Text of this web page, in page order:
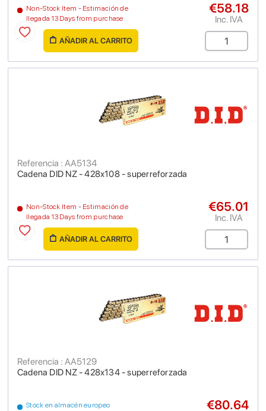
Non-Stock Item - Estimación de
llegada 13 Days from purchase
€58.18
Inc. IVA
AÑADIR AL CARRITO
Cadena DID NZ - 428x108 - superreforzada
Referencia : AA5134
Non-Stock Item - Estimación de
llegada 13 Days from purchase
€65.01
Inc. IVA
AÑADIR AL CARRITO
Cadena DID NZ - 428x134 - superreforzada
Referencia : AA5129
Stock en almacén europeo €80.64